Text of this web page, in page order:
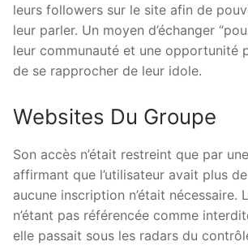
leurs followers sur le site afin de
leur parler. Un moyen d’échanger
leur communauté et une opportunité
de se rapprocher de leur idole.
Websites Du Groupe
Son accès n’était restreint que par
affirmant que l’utilisateur avait plus
aucune inscription n’était nécessaire.
n’étant pas référencée comme
elle passait sous les radars du